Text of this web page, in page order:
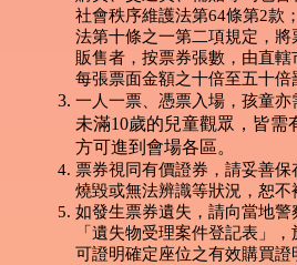
社會秩序維護法第64條第2款
法第十條之一第二項規定，
販售者，按票券張數，由直
每張票面金額之十倍至五十
一人一票、憑票入場，孩童亦
未滿10歲的兒童觀眾，皆需
方可進到會場各區。
票券視同有價證券，請妥善保
燒毀或無法辨識等狀況，恕不
如發生票券遺失，請向當地
「遺失物受理案件登記表」
可證明確定座位之有效購買